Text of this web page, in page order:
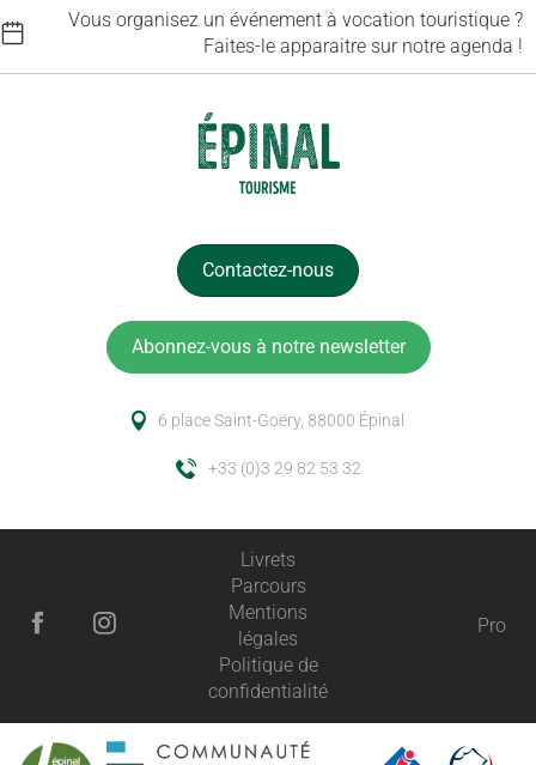
Vous organisez un événement à vocation touristique ?
Faites-le apparaitre sur notre agenda !
Contactez-nous
Abonnez-vous à notre newsletter
6 place Saint-Goëry, 88000 Épinal
+33 (0)3 29 82 53 32
Livrets
Parcours
Mentions
légales
Politique de
confidentialité
Pro